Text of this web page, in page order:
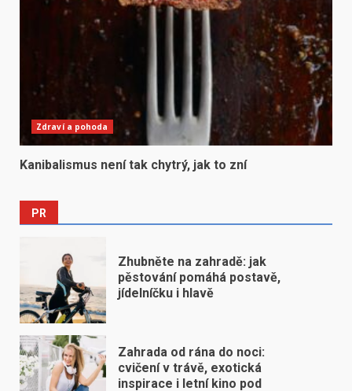
Zdraví a pohoda
Kanibalismus není tak chytrý, jak to zní
PR
Zhubněte na zahradě: jak
pěstování pomáhá postavě,
jídelníčku i hlavě
Zahrada od rána do noci:
cvičení v trávě, exotická
inspirace i letní kino pod